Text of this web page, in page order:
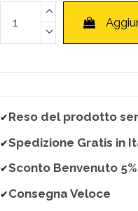
✔Reso del prodotto
✔Spedizione Gratis in
✔Sconto Benvenuto 5%
✔Consegna Veloce